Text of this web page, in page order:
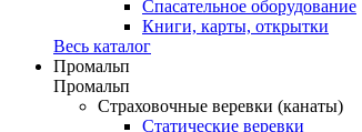
Спасательное оборудование
Книги, карты, открытки
Весь каталог
Промальп
Промальп
Страховочные веревки (канаты)
Статические веревки